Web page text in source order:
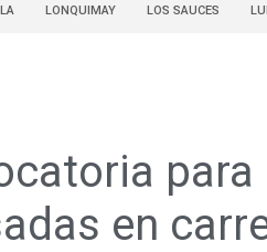
LONQUIMAY LOS SAUCES
para
en